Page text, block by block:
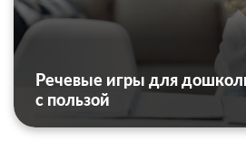
Речевые игры для
с пользой